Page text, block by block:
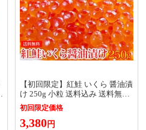
【初回限定】紅鮭 いくら 醤油漬
け 250g 小粒 送料込み 送料無料
お取り寄せグルメ 食品 ギフト
海鮮 衝撃価格
初回限定価格
3,380円